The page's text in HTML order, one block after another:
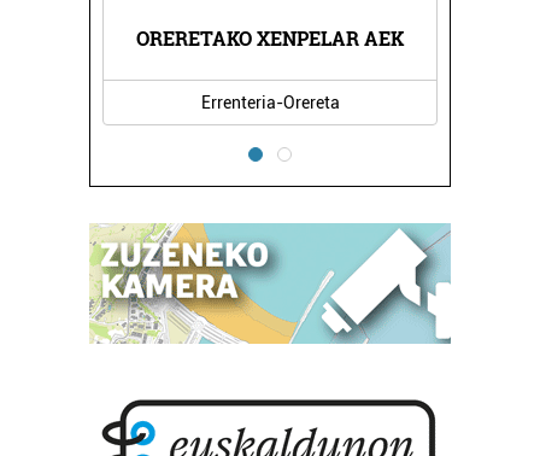
ORERETAKO XENPELAR AEK
Errenteria-Orereta